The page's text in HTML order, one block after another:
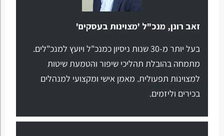
זאב רונן, מנכ"ל 'מצוינות בעסקים'
בעל יותר מ-30 שנות ניסיון כמנכ"ל ויועץ למנכ"לים.
מתמחה בהובלת תהליכי שיפור והטמעת שיטות
למצוינות תפעולית. מאמן אישי ומקצועי למנהלים
בכירים וליזמים.